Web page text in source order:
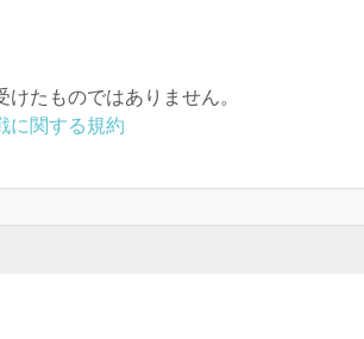
たものではありません。
に関する規約